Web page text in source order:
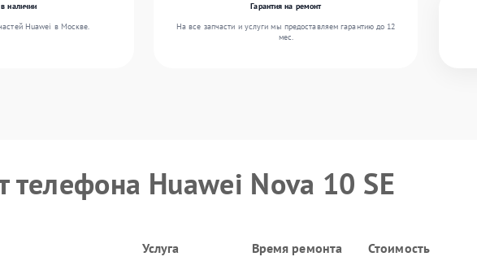
наличии
Huawei в Москве.
Гарантия на ремонт
На все запчасти и услуги мы предоставляем гарантию до 12
мес.
телефона Huawei Nova 10 SE
Услуга Время ремонта Стоимость